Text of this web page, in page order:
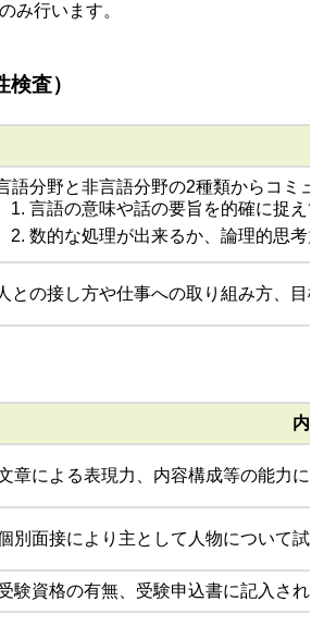
み行います。
査）
語分野と非言語分野の2種類からコミ
言語の意味や話の要旨を的確に捉え
数的な処理が出来るか、論理的思考
との接し方や仕事への取り組み方、目
内
章による表現力、内容構成等の能力に
別面接により主として人物について試
験資格の有無、受験申込書に記入され